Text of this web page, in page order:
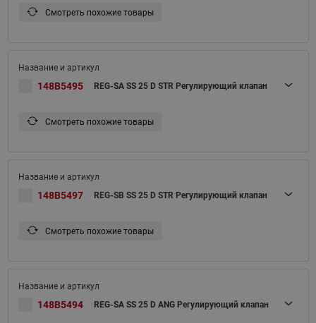
Смотреть похожие товары
148B5495 REG-SA SS 25 D STR Регулирующий клапан
Смотреть похожие товары
148B5497 REG-SB SS 25 D STR Регулирующий клапан
Смотреть похожие товары
148B5494 REG-SA SS 25 D ANG Регулирующий клапан